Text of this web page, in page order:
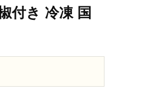
付き 冷凍 国